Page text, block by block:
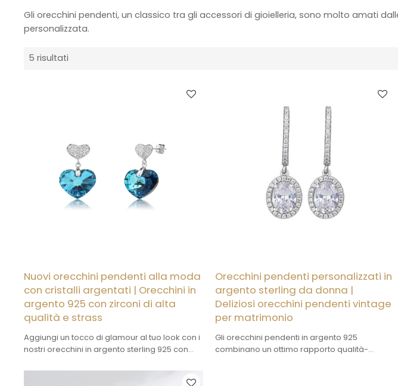
Gli orecchini pendenti, un classico tra gli accessori di gioielleria, sono molto amati
personalizzata.
5 risultati
Nuovi orecchini pendenti alla moda
con cristalli argentati | Orecchini in
argento 925 con zirconi di alta
qualità e strass
Aggiungi un tocco di glamour al tuo look con i
nostri orecchini in argento sterling 925 con
eleganza e moderna raffinatezza.
Orecchini pendenti personalizzati in
argento sterling da donna |
Deliziosi orecchini pendenti vintage
per matrimonio
Gli orecchini pendenti in argento 925
combinano un ottimo rapporto qualità-